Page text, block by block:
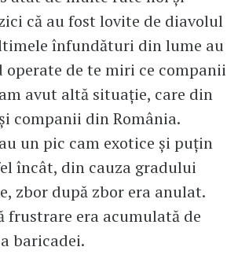
că au fost lovite de diavolul
înfundături din lume au
de te miri ce companii
avut altă situație, care din
companii din România.
un pic cam exotice și puțin
încât, din cauza gradului
zbor după zbor era anulat.
frustrare era acumulată de
baricadei.